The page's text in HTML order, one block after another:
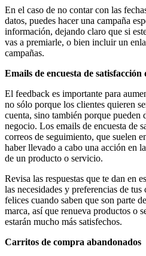
En el caso de no contar con las
datos, puedes hacer una campaña
información, dejando claro que si
vas a premiarle, o bien incluir un
campañas.
Emails de encuesta de satisfacción
El feedback es importante para
no sólo porque los clientes quieren
cuenta, sino también porque pueden
negocio. Los emails de encuesta de
correos de seguimiento, que suelen
haber llevado a cabo una acción en
de un producto o servicio.
Revisa las respuestas que te dan en
las necesidades y preferencias de
felices cuando saben que son parte
marca, así que renueva productos o
estarán mucho más satisfechos.
Carritos de compra abandonados